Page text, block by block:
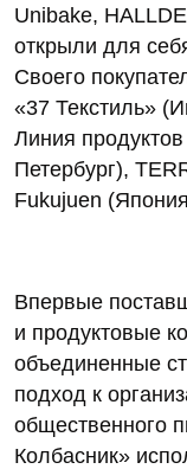
Unibake,
открыли для
Своего
«37 Текстиль»
Линия
Петербург),
Fukujuen
Впервые
и продуктовые
объединенные
подход к
общественного
Колбасник»